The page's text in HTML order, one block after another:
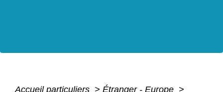
Accueil particuliers > Étranger - Europe >